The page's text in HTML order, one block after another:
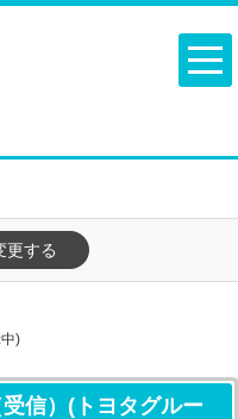
更する
)
信）(トヨタグルー